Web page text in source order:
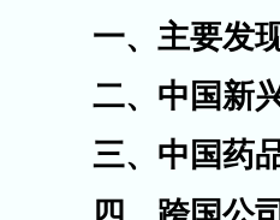
一、主要发
二、中国新兴
三、中国药品